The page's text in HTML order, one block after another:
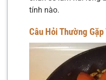
tính nào.
Câu Hỏi Thường